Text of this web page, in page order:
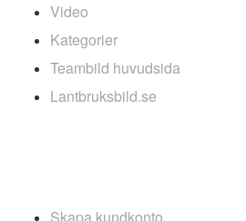
Video
Kategorier
Teambild huvudsida
Lantbruksbild.se